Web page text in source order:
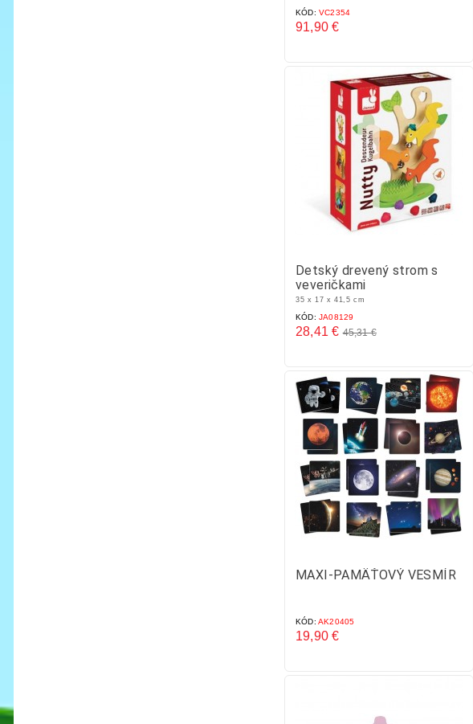
KÓD: VC2354
91,90 €
Detský drevený strom s
veveričkami
35 x 17 x 41,5 cm
KÓD: JA08129
28,41 € 45,31 €
MAXI‑PAMÄŤOVÝ VESMÍR
KÓD: AK20405
19,90 €